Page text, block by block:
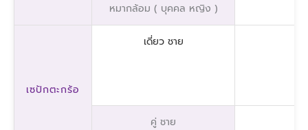
หมากล้อม ( บุคคล หญิง )
เซปักตะกร้อ
เดี่ยว ชาย
คู่ ชาย